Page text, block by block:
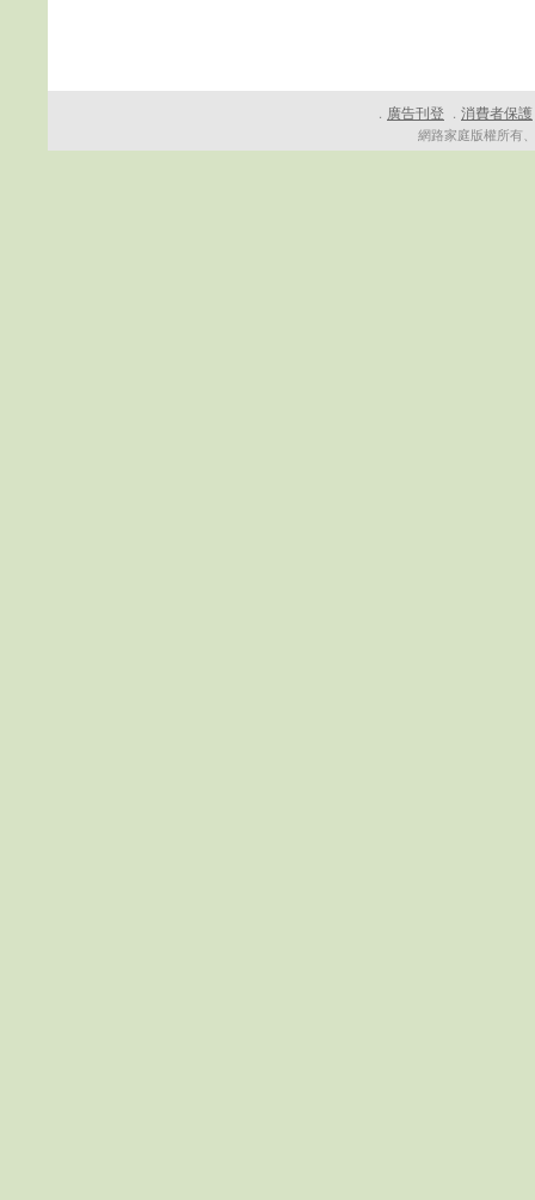
． 廣告刊登 ． 消費者保護
網路家庭版權所有